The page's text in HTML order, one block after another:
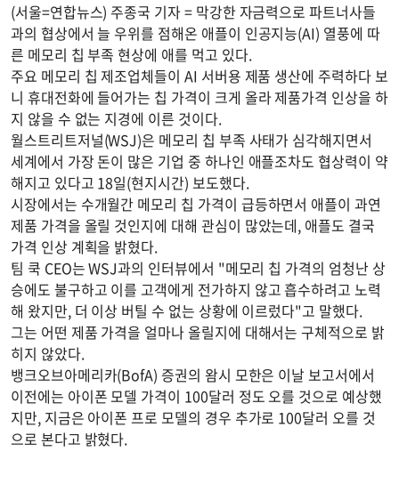
(서울=연합뉴스) 주종국 기자 = 막강한 자금력으로 파트너사들
과의 협상에서 늘 우위를 점해온 애플이 인공지능(AI) 열풍에 따
른 메모리 칩 부족 현상에 애를 먹고 있다.
주요 메모리 칩 제조업체들이 AI 서버용 제품 생산에 주력하다 보
니 휴대전화에 들어가는 칩 가격이 크게 올라 제품가격 인상을 하
지 않을 수 없는 지경에 이른 것이다.
월스트리트저널(WSJ)은 메모리 칩 부족 사태가 심각해지면서
세계에서 가장 돈이 많은 기업 중 하나인 애플조차도 협상력이 약
해지고 있다고 18일(현지시간) 보도했다.
시장에서는 수개월간 메모리 칩 가격이 급등하면서 애플이 과연
제품 가격을 올릴 것인지에 대해 관심이 많았는데, 애플도 결국
가격 인상 계획을 밝혔다.
팀 쿡 CEO는 WSJ과의 인터뷰에서 "메모리 칩 가격의 엄청난 상
승에도 불구하고 이를 고객에게 전가하지 않고 흡수하려고 노력
해 왔지만, 더 이상 버틸 수 없는 상황에 이르렀다"고 말했다.
그는 어떤 제품 가격을 얼마나 올릴지에 대해서는 구체적으로 밝
히지 않았다.
뱅크오브아메리카(BofA) 증권의 왐시 모한은 이날 보고서에서
이전에는 아이폰 모델 가격이 100달러 정도 오를 것으로 예상했
지만, 지금은 아이폰 프로 모델의 경우 추가로 100달러 오를 것
으로 본다고 밝혔다.